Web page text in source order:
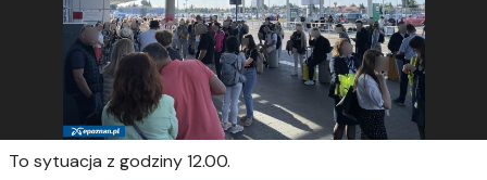
To sytuacja z godziny 12.00.